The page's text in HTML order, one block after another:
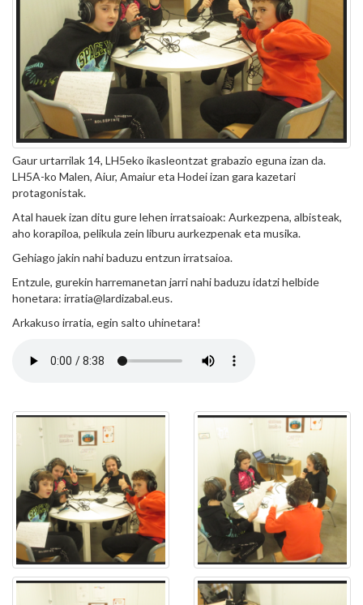
Gaur urtarrilak 14, LH5eko ikasleontzat grabazio eguna izan da.
LH5A-ko Malen, Aiur, Amaiur eta Hodei izan gara kazetari
protagonistak.
Atal hauek izan ditu gure lehen irratsaioak: Aurkezpena, albisteak,
aho korapiloa, pelikula zein liburu aurkezpenak eta musika.
Gehiago jakin nahi baduzu entzun irratsaioa.
Entzule, gurekin harremanetan jarri nahi baduzu idatzi helbide
honetara: irratia@lardizabal.eus.
Arkakuso irratia, egin salto uhinetara!